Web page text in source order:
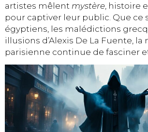
artistes mêlent mystère , histoire
pour captiver leur public. Que ce
égyptiens, les malédictions
illusions d’Alexis De La Fuente, la
parisienne continue de fasciner